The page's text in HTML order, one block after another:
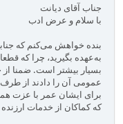
جناب آقای دیانت
با سلام و عرض ادب
به‌عهده بگیرید، چرا که
بسیار بیشتر است. ضمنا از
عمومی آن را دادند از
برای ایشان عمر با عزت
که کماکان از خدمات